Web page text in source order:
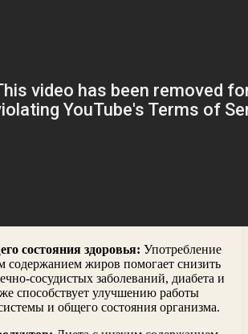
состояния здоровья: Употребление
содержанием жиров помогает снизить
сосудистых заболеваний, диабета и
способствует улучшению работы
и общего состояния организма.